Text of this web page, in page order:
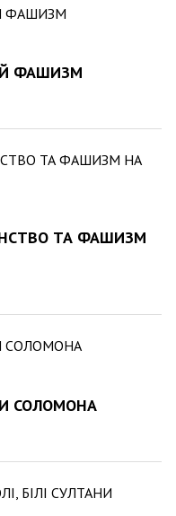
ФАШИЗМ
ТА ФАШИЗМ
СОЛОМОНА